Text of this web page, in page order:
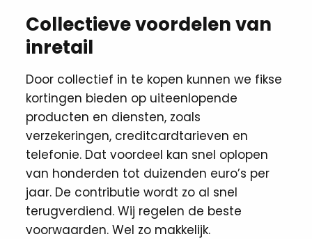
Collectieve voordelen van
inretail
Door collectief in te kopen kunnen we fikse
kortingen ​bieden op uiteenlopende
producten en diensten, zoals
verzekeringen, creditcardtarieven en
telefonie. Dat voordeel kan snel oplopen
van honderden tot duizenden euro’s per
jaar. De contributie wordt zo al snel
terugverdiend. Wij regelen de beste
voorwaarden. Wel zo makkelijk. ​